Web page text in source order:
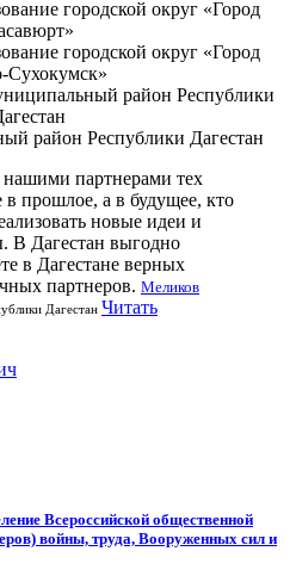
партнерами тех
прошлое, а в будущее, кто
новые идеи и
В Дагестан выгодно
в Дагестане верных
партнеров. Меликов
Дагестан Читать
Всероссийской общественной
войны, труда, Вооруженных сил и